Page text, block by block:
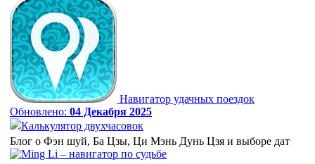
Навигатор удачных поездок
Обновлено: 04 Декабря 2025
Калькулятор двухчасовок
Блог о Фэн шуй, Ба Цзы, Ци Мэнь Дунь Цзя и выборе дат